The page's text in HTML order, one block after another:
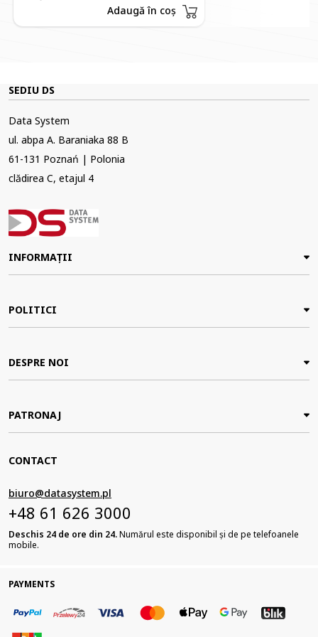
Adaugă în coș
SEDIU DS
Data System
ul. abpa A. Baraniaka 88 B
61-131 Poznań | Polonia
clădirea C, etajul 4
INFORMAȚII
POLITICI
DESPRE NOI
PATRONAJ
CONTACT
biuro@datasystem.pl
+48 61 626 3000
Deschis 24 de ore din 24.Numărul este disponibil și de pe telefoanele
mobile.
PAYMENTS